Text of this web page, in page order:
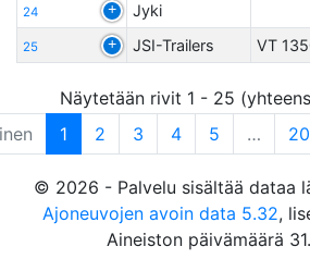
24 Jyki
25 JSI-Trailers VT
Näytetään rivit 1 - 25
1 2 3 4 5 …
© 2026 - Palvelu sisältää dataa
Ajoneuvojen avoin data 5.32,
Aineiston päivämäärä